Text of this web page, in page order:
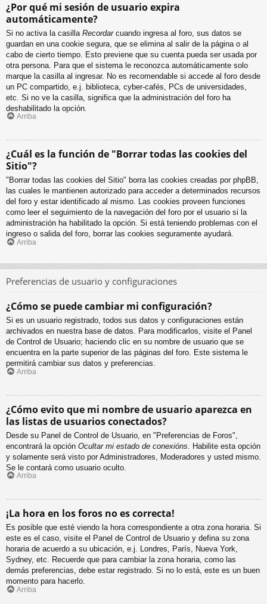
¿Por qué mi sesión de usuario expira
automáticamente?
Si no activa la casilla Recordarcuando ingresa al foro, sus datos se
guardan en una cookie segura, que se elimina al salir de la página o al
cabo de cierto tiempo. Esto previene que su cuenta pueda ser usada por
otra persona. Para que el sistema le reconozca automáticamente solo
marque la casilla al ingresar. No es recomendable si accede al foro desde
un PC compartido, e.j. biblioteca, cyber-cafés, PCs de universidades,
etc. Si no ve la casilla, significa que la administración del foro ha
deshabilitado la opción.
Arriba
¿Cuál es la función de "Borrar todas las cookies del
Sitio"?
"Borrar todas las cookies del Sitio" borra las cookies creadas por phpBB,
las cuales le mantienen autorizado para acceder a determinados recursos
del foro y estar identificado al mismo. Las cookies proveen funciones
como leer el seguimiento de la navegación del foro por el usuario si la
administración ha habilitado la opción. Si está teniendo problemas con el
ingreso o salida del foro, borrar las cookies seguramente ayudará.
Arriba
Preferencias de usuario y configuraciones
¿Cómo se puede cambiar mi configuración?
Si es un usuario registrado, todos sus datos y configuraciones están
archivados en nuestra base de datos. Para modificarlos, visite el Panel
de Control de Usuario; haciendo clic en su nombre de usuario que se
encuentra en la parte superior de las páginas del foro. Este sistema le
permitirá cambiar sus datos y preferencias.
Arriba
¿Cómo evito que mi nombre de usuario aparezca en
las listas de usuarios conectados?
Desde su Panel de Control de Usuario, en "Preferencias de Foros",
encontrará la opción Ocultar mi estado de conexións . Habilite esta opción
y solamente será visto por Administradores, Moderadores y usted mismo.
Se le contará como usuario oculto.
Arriba
¡La hora en los foros no es correcta!
Es posible que esté viendo la hora correspondiente a otra zona horaria. Si
este es el caso, visite el Panel de Control de Usuario y defina su zona
horaria de acuerdo a su ubicación, e.j. Londres, París, Nueva York,
Sydney, etc. Recuerde que para cambiar la zona horaria, como las
demás preferencias, debe estar registrado. Si no lo está, este es un buen
momento para hacerlo.
Arriba